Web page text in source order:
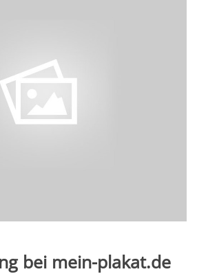
bei mein-plakat.de